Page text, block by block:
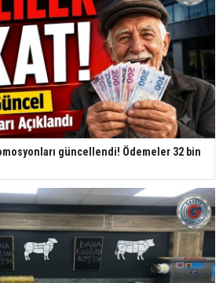
güncellendi! Ödemeler 32 bin